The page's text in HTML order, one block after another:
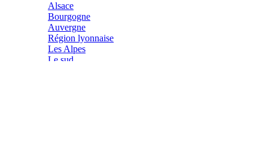
Alsace
Bourgogne
Auvergne
Région lyonnaise
Les Alpes
Le sud